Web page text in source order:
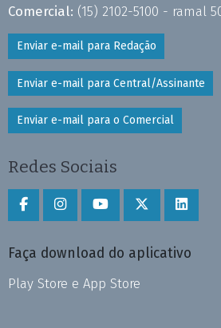
Comercial: (15) 2102-5100 - ramal
Enviar e-mail para Redação
Enviar e-mail para Central/Assinante
Enviar e-mail para o Comercial
Redes Sociais
Faça download do aplicativo
Play Store e App Store